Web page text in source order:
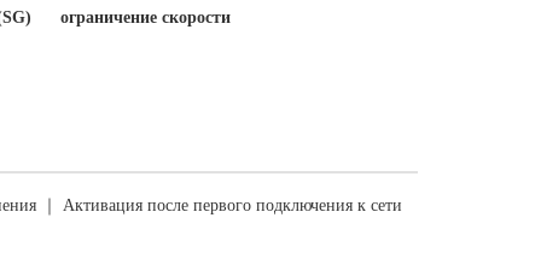
ограничение скорости
｜ Активация после первого подключения к сети